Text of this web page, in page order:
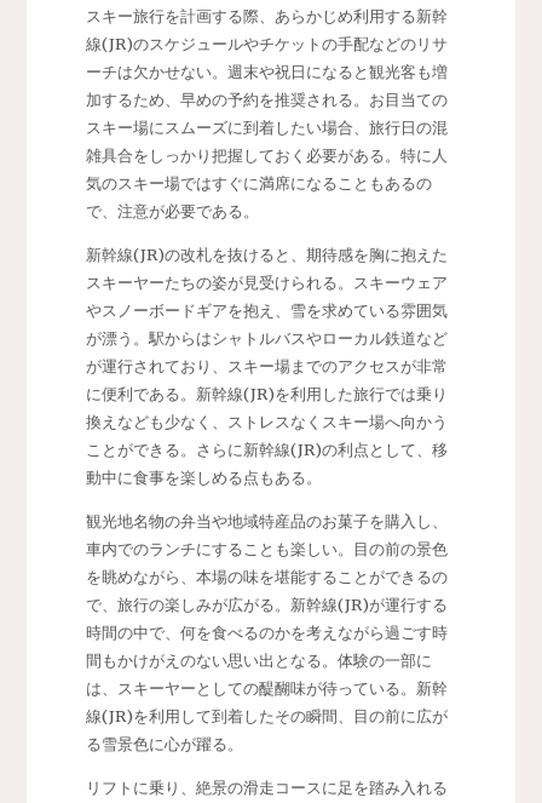
スキー旅行を計画する際、あらかじめ利用する新幹
線(JR)のスケジュールやチケットの手配などのリサ
ーチは欠かせない。週末や祝日になると観光客も増
加するため、早めの予約を推奨される。お目当ての
スキー場にスムーズに到着したい場合、旅行日の混
雑具合をしっかり把握しておく必要がある。特に人
気のスキー場ではすぐに満席になることもあるの
で、注意が必要である。
新幹線(JR)の改札を抜けると、期待感を胸に抱えた
スキーヤーたちの姿が見受けられる。スキーウェア
やスノーボードギアを抱え、雪を求めている雰囲気
が漂う。駅からはシャトルバスやローカル鉄道など
が運行されており、スキー場までのアクセスが非常
に便利である。新幹線(JR)を利用した旅行では乗り
換えなども少なく、ストレスなくスキー場へ向かう
ことができる。さらに新幹線(JR)の利点として、移
動中に食事を楽しめる点もある。
観光地名物の弁当や地域特産品のお菓子を購入し、
車内でのランチにすることも楽しい。目の前の景色
を眺めながら、本場の味を堪能することができるの
で、旅行の楽しみが広がる。新幹線(JR)が運行する
時間の中で、何を食べるのかを考えながら過ごす時
間もかけがえのない思い出となる。体験の一部に
は、スキーヤーとしての醍醐味が待っている。新幹
線(JR)を利用して到着したその瞬間、目の前に広が
る雪景色に心が躍る。
リフトに乗り、絶景の滑走コースに足を踏み入れる